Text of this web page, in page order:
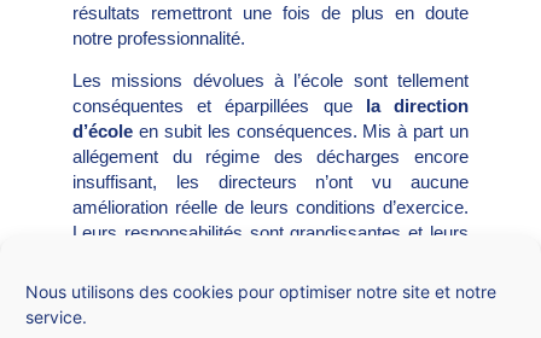
Nous utilisons des cookies pour optimiser notre site et notre
service.
résultats remettront une fois de plus en doute
notre professionnalité.
Les missions dévolues à l’école sont tellement
conséquentes et éparpillées que la direction
d’école en subit les conséquences. Mis à part un
allégement du régime des décharges encore
insuffisant, les directeurs n’ont vu aucune
amélioration réelle de leurs conditions d’exercice.
Leurs responsabilités sont grandissantes et leurs
Les propos rassurants de notre nouveau ministre
peuvent peut-être rassurer les parents d’élèves